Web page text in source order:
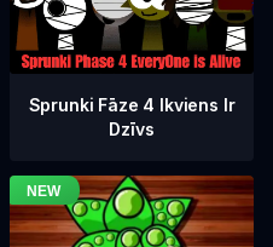
Sprunki Fāze 4 Ikviens Ir
Dzīvs